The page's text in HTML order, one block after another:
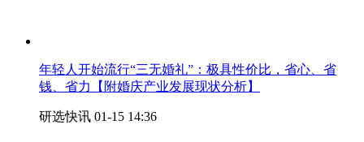
年轻人开始流行“三无婚礼”：极具性价比，省心、省
钱、省力【附婚庆产业发展现状分析】
研选快讯 01-15 14:36